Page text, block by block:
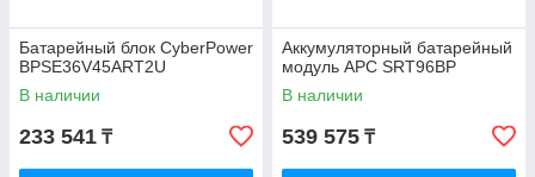
Батарейный блок CyberPower
BPSE36V45ART2U
В наличии
233 541 ₸
Аккумуляторный батарейный
модуль APC SRT96BP
В наличии
539 575 ₸